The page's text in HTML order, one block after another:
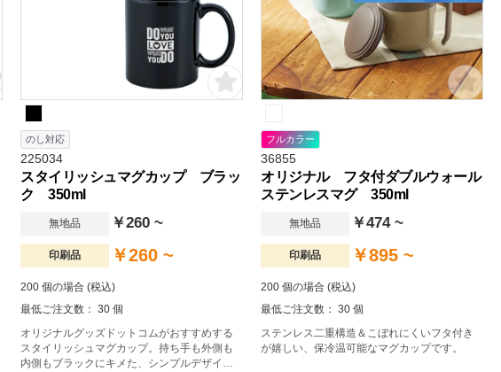
のし対応
225034
スタイリッシュマグカップ ブラッ
ク 350ml
無地品 ￥260 ~
印刷品 ￥260 ~
200 個の場合 (税込)
最低ご注文数： 30 個
オリジナルグッズドットコムがおすすめする
スタイリッシュマグカップ。持ち手も外側も
内側もブラックにキメた、シンプルデザイン
フルカラー
36855
オリジナル フタ付ダブルウォール
ステンレスマグ 350ml
無地品 ￥474 ~
印刷品 ￥895 ~
200 個の場合 (税込)
最低ご注文数： 30 個
ステンレス二重構造＆こぼれにくいフタ付き
が嬉しい、保冷温可能なマグカップです。